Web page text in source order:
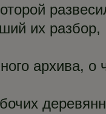
их разбор,
архива, о